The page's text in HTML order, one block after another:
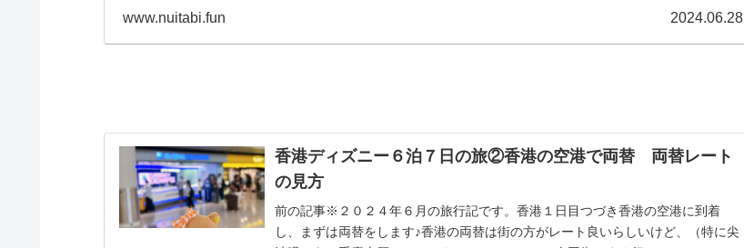
www.nuitabi.fun 2024.06.28
香港ディズニー６泊７日の旅②香港の空港で両替 両替レート
の見方
前の記事※２０２４年６月の旅行記です。香港１日目つづき香港の空港に到着
し、まずは両替をします♪香港の両替は街の方がレート良いらしいけど、（特に尖